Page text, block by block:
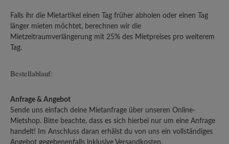
Falls ihr die Mietartikel einen Tag früher abholen oder einen Tag
länger mieten möchtet, berechnen wir die
Mietzeitraumverlängerung mit 25% des Mietpreises pro weiterem
Tag.
Bestellablauf:
Anfrage & Angebot
Sende uns einfach deine Mietanfrage über unseren Online-
Mietshop. Bitte beachte, dass es sich hierbei nur um eine Anfrage
handelt! Im Anschluss daran erhälst du von uns ein vollständiges
Angebot gegebenenfalls inklusive Versandkosten.